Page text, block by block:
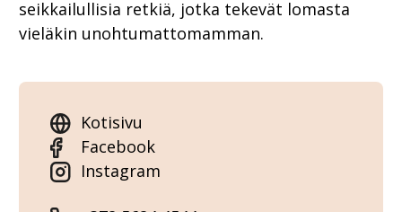
seikkailullisia retkiä, jotka tekevät lomasta
vieläkin unohtumattomamman.
Kotisivu
Facebook
Instagram